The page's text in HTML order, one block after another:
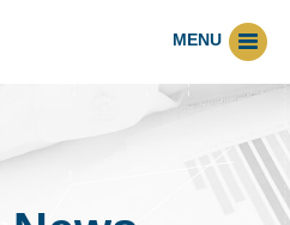
MENU